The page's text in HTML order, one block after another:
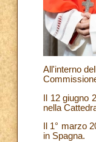
All'interno
Il 12
nella
Il 1° marzo
in Spagna.